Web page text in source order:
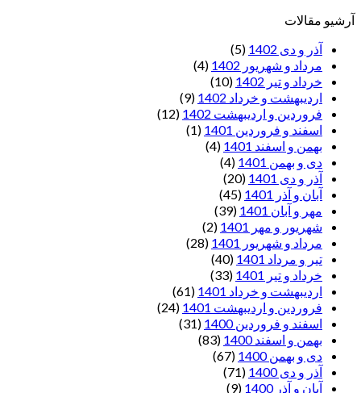
آرشیو مقالات
آذر و دی 1402
(5)
مرداد و شهریور 1402
(4)
خرداد و تیر 1402
(10)
اردیبهشت و خرداد 1402
(9)
فروردین و اردیبهشت 1402
(12)
اسفند و فروردین 1401
(1)
بهمن و اسفند 1401
(4)
دی و بهمن 1401
(4)
آذر و دی 1401
(20)
آبان و آذر 1401
(45)
مهر و آبان 1401
(39)
شهریور و مهر 1401
(2)
مرداد و شهریور 1401
(28)
تیر و مرداد 1401
(40)
خرداد و تیر 1401
(33)
اردیبهشت و خرداد 1401
(61)
فروردین و اردیبهشت 1401
(24)
اسفند و فروردین 1400
(31)
بهمن و اسفند 1400
(83)
دی و بهمن 1400
(67)
آذر و دی 1400
(71)
آبان و آذر 1400
(9)